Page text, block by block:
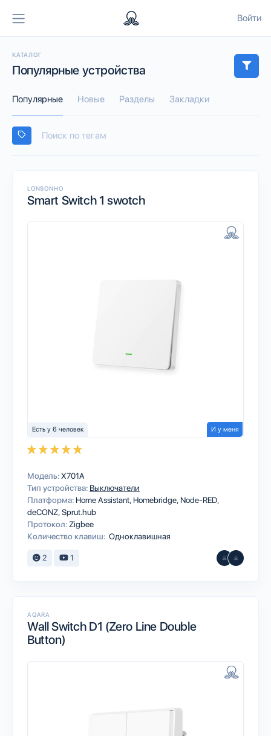
Войти
КАТАЛОГ
Популярные устройства
Популярные Новые Разделы Закладки
LONSONHO
Smart Switch 1 swotch
Есть у 6 человек И у меня
Модель:X701A
Тип устройства: Выключатели
Платформа: Home Assistant Homebridge Node-RED
deCONZSprut.hub
Протокол: Zigbee
Количество клавиш: Одноклавишная
2 1
AQARA
Wall Switch D1 (Zero Line Double
Button)